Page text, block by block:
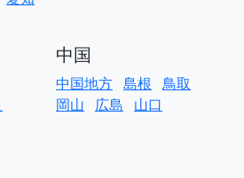
中国
中国地方 島根 鳥取
岡山
広島 山口